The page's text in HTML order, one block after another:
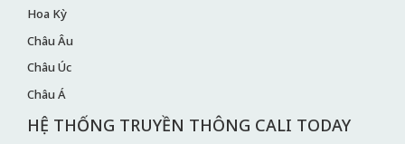
Hoa Kỳ
Châu Âu
Châu Úc
Châu Á
HỆ THỐNG TRUYỀN THÔNG CALI TODAY